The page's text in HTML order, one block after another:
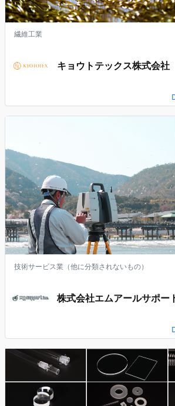
繊維工業
キョウトテックス株式会社
技術サービス業（他に分類されないもの）
株式会社エムアールサポー